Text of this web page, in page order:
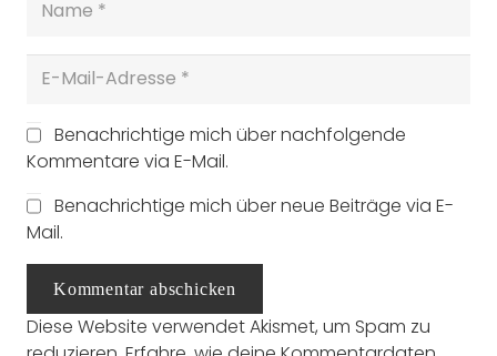
Benachrichtige mich über nachfolgende
Kommentare via E-Mail.
Benachrichtige mich über neue Beiträge via E-
Mail.
Kommentar abschicken
Diese Website verwendet Akismet, um Spam zu